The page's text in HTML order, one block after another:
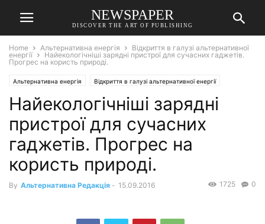
NEWSPAPER
DISCOVER THE ART OF PUBLISHING
Home Альтернативна енергія
Відкриття в галузі альтернативної
енергії
Найекологічніші зарядні пристрої для сучасних гаджетів.
Прогрес на користь природі.
Альтернативна енергія Відкриття в галузі альтернативної енергії
Найекологічніші зарядні
пристрої для сучасних
гаджетів. Прогрес на
користь природі.
By Альтернативна Редакція - 15.09.2016 0
1725